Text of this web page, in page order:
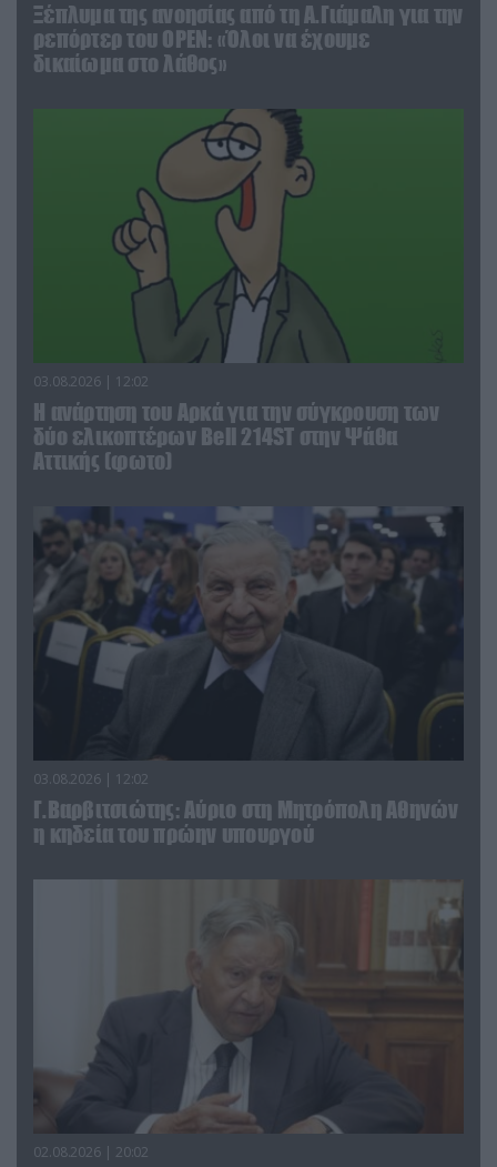
Ξέπλυμα της ανοησίας από τη Α.Γιάμαλη για την
ρεπόρτερ του ΟΡΕΝ: «Όλοι να έχουμε
δικαίωμα στο λάθος»
03.08.2026 | 12:02
Η ανάρτηση του Αρκά για την σύγκρουση των
δύο ελικοπτέρων Bell 214ST στην Ψάθα
Αττικής (φωτο)
03.08.2026 | 12:02
Γ.Βαρβιτσιώτης: Aύριο στη Μητρόπολη Αθηνών
η κηδεία του πρώην υπουργού
02.08.2026 | 20:02